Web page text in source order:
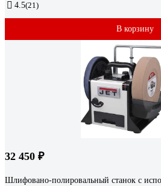
4.5(21)
В корзину
32 450 ₽
Шлифовано-полировальный станок с